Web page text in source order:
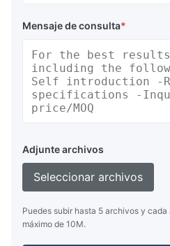
Mensaje de consulta*
Adjunte archivos
Seleccionar archivos
Puedes subir hasta 5 archivos y
máximo de 10M.